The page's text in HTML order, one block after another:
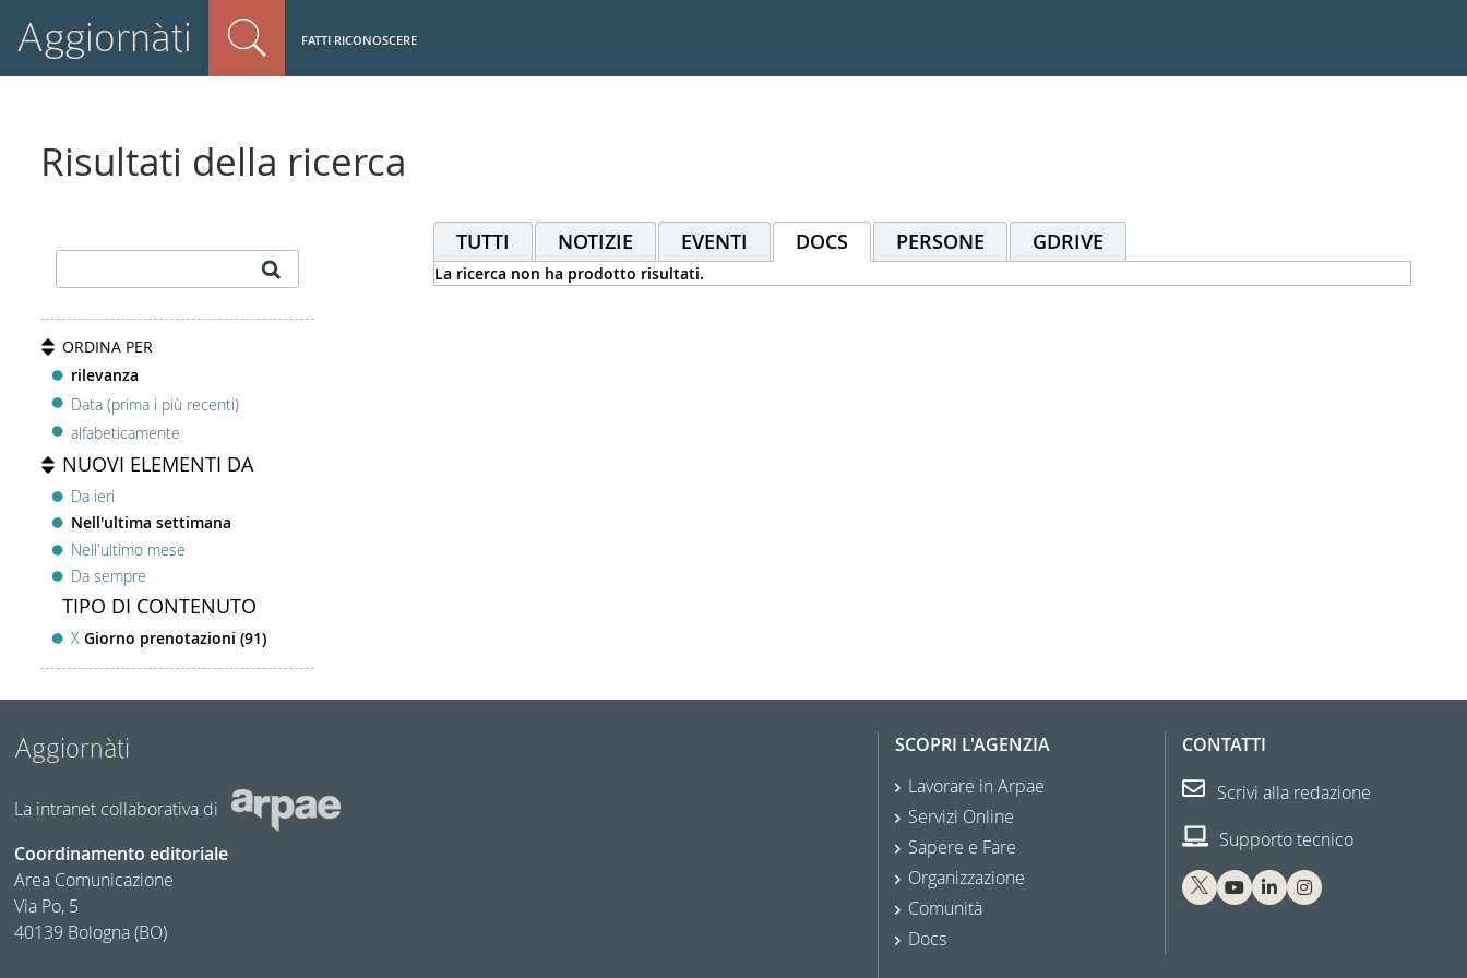
Aggiornàti FATTI RICONOSCERE
Risultati della ricerca
ORDINA PER
rilevanza
Data (prima i più recenti)
alfabeticamente
NUOVI ELEMENTI DA
Da ieri
Nell'ultima settimana
Nell'ultimo mese
Da sempre
TIPO DI CONTENUTO
X Giorno prenotazioni (91)
TUTTI NOTIZIE EVENTI DOCS PERSONE GDRIVE
La ricerca non ha prodotto risultati.
Aggiornàti
La intranet collaborativa di
Coordinamento editoriale
Area Comunicazione
Via Po, 5
40139 Bologna (BO)
SCOPRI L'AGENZIA
Lavorare in Arpae
Servizi Online
Sapere e Fare
Organizzazione
Comunità
Docs
CONTATTI
Scrivi alla redazione
Supporto tecnico